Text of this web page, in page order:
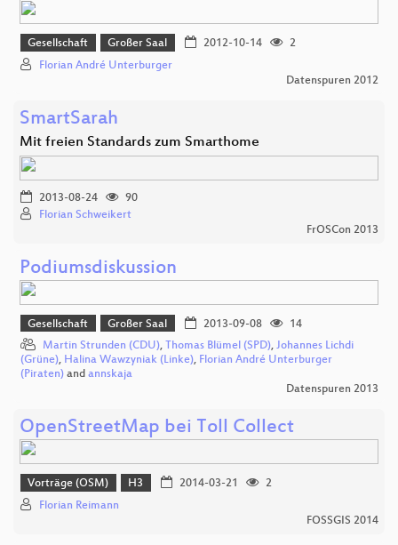
Gesellschaft Großer Saal 2012-10-14
2
Florian André Unterburger
Datenspuren 2012
SmartSarah
Mit freien Standards zum Smarthome
2013-08-24
90
Florian Schweikert
FrOSCon 2013
Podiumsdiskussion
Gesellschaft Großer Saal 2013-09-08
14
Martin Strunden (CDU), Thomas Blümel (SPD), Johannes Lichdi
(Grüne), Halina Wawzyniak (Linke), Florian André Unterburger
(Piraten) and annskaja
Datenspuren 2013
OpenStreetMap bei Toll Collect
Vorträge (OSM) H3 2014-03-21
2
Florian Reimann
FOSSGIS 2014